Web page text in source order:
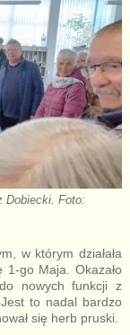
Dobiecki. Foto:
w którym działała
go Maja. Okazało
nowych funkcji z
to nadal bardzo
się herb pruski.